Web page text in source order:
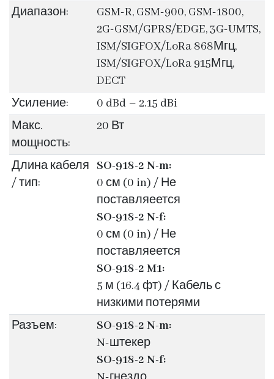
Диапазон:
GSM-R, GSM-900, GSM-1800,
2G-GSM/GPRS/EDGE, 3G-UMTS,
ISM/SIGFOX/LoRa 868Мгц,
ISM/SIGFOX/LoRa 915Мгц,
DECT
Усиление:
0 dBd – 2.15 dBi
Макс.
мощность:
20 Вт
Длина кабеля
/ тип:
SO-918-2 N-m:
0 см (0 in) / Не
поставляеется
SO-918-2 N-f:
0 см (0 in) / Не
поставляеется
SO-918-2 M1:
5 м (16.4 фт) / Кабель с
низкими потерями
Разъем:
SO-918-2 N-m:
N-штекер
SO-918-2 N-f: